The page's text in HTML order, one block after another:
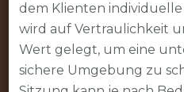
dem Klienten individuelle
wird auf Vertraulichkeit
Wert gelegt, um eine
sichere Umgebung zu